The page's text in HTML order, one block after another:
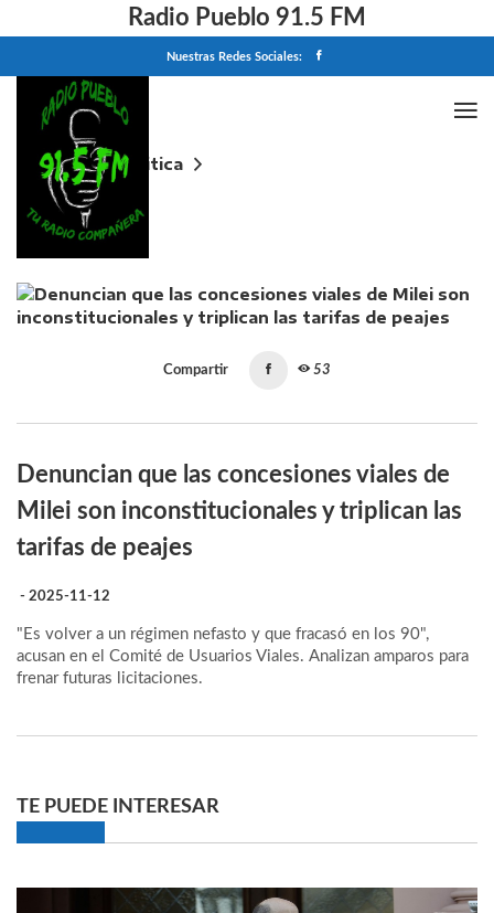
Radio Pueblo 91.5 FM
Nuestras Redes Sociales:
Home
Politica
Denuncian que las concesiones viales de Milei son
inconstitucionales y triplican las tarifas de peajes
Compartir 53
Denuncian que las concesiones viales de
Milei son inconstitucionales y triplican las
tarifas de peajes
- 2025-11-12
"Es volver a un régimen nefasto y que fracasó en los 90",
acusan en el Comité de Usuarios Viales. Analizan amparos para
frenar futuras licitaciones.
TE PUEDE INTERESAR